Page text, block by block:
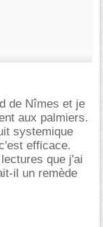
de Nîmes et je
aux palmiers.
systemique
efficace.
que j'ai
il un remède